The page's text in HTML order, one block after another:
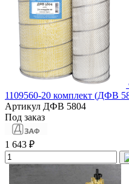
1109560-20 комплект (ДФВ
Артикул ДФВ 5804
Под заказ
1 643 ₽